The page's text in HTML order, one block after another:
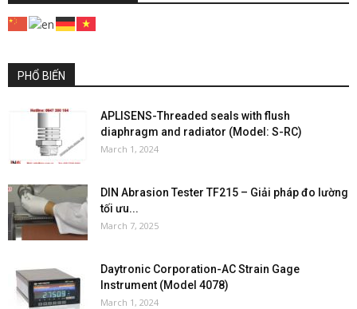
PHỔ BIẾN
APLISENS-Threaded seals with flush
diaphragm and radiator (Model: S-RC)
March 1, 2024
DIN Abrasion Tester TF215 – Giải pháp đo lường
tối ưu...
March 7, 2025
Daytronic Corporation-AC Strain Gage
Instrument (Model 4078)
March 1, 2024